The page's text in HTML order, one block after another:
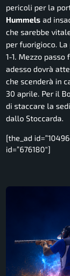
pericoli per la
Hummels ad
che sarebbe
per fuorigioco.
1-1. Mezzo
adesso dovrà
che scenderà in
30 aprile. Per il
di staccare la
dallo Stoccarda.
[the_ad
id=”676180″]